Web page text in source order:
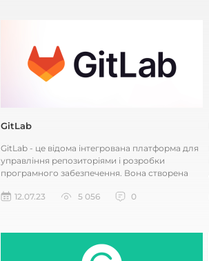
GitLab
GitLab - це відома інтегрована платформа для
управління репозиторіями і розробки
програмного забезпечення. Вона створена
12.07.23
5 056 0